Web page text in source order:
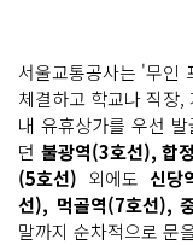
서울교통공사는 '무인
체결하고 학교나 직장
내 유휴상가를 우선
던 불광역(3호선), 합
(5호선) 외에도 신당
선), 먹골역(7호선),
말까지 순차적으로 문